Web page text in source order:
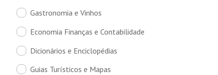
Gastronomia e Vinhos
Economia Finanças e Contabilidade
Dicionários e Enciclopédias
Guias Turísticos e Mapas